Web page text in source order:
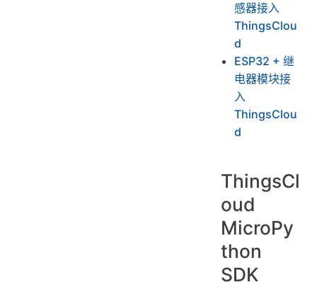
感器接入
ThingsClou
d
ESP32 + 继
电器模块接
入
ThingsClou
d
ThingsCl
oud
MicroPy
thon
SDK